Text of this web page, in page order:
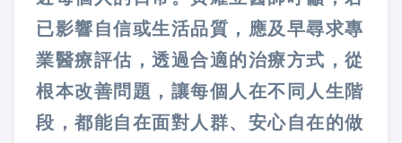
已影響自信或生活品質，應及早尋求專
業醫療評估，透過合適的治療方式，從
根本改善問題，讓每個人在不同人生階
段，都能自在面對人群、安心自在的做